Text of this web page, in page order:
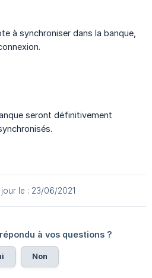
à synchroniser dans la banque,
seront définitivement
jour le : 23/06/2021
à vos questions ?
Non